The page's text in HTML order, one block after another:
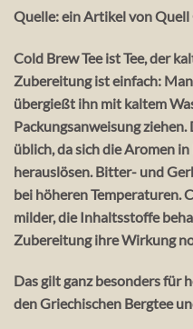
Quelle: ein Artikel von
Cold Brew Tee ist Tee, der
Zubereitung ist einfach:
übergießt ihn mit kaltem
Packungsanweisung
üblich, da sich die Aromen
herauslösen. Bitter- und
bei höheren Temperaturen.
milder, die Inhaltsstoffe
Zubereitung ihre Wirkung
Das gilt ganz besonders für
den Griechischen Bergtee